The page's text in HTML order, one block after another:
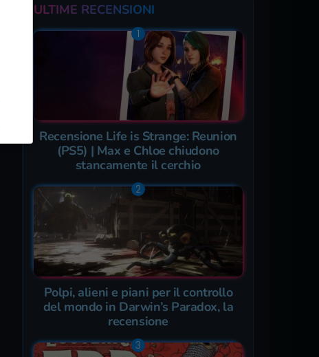
ULTIME RECENSIONI
Recensione Life is Strange: Reunion
(PS5) | Max e Chloe chiudono
stancamente il cerchio
Polpi, alieni e piani per il controllo
del mondo in Darwin’s Paradox, la
recensione